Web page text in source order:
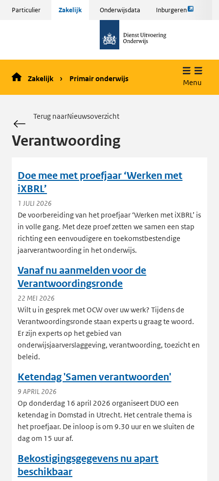
Sla
naar
inhoud
Particulier Zakelijk Onderwijsdata Inburgeren
Link
pagina
de
Zakelijk Primair onderwijs Menu
Terug naarNieuwsoverzicht
Verantwoording
Doe mee met proefjaar ‘Werken met
iXBRL’
1 JULI 2026
De voorbereiding van het proefjaar ‘Werken met iXBRL’ is
in volle gang. Met deze proef zetten we samen een stap
richting een eenvoudigere en toekomstbestendige
jaarverantwoording in het onderwijs.
Vanaf nu aanmelden voor de
Verantwoordingsronde
22 MEI 2026
Wilt u in gesprek met OCW over uw werk? Tijdens de
Verantwoordingsronde staan experts u graag te woord.
Er zijn experts op het gebied van
onderwijsjaarverslaggeving, verantwoording, toezicht en
beleid.
Ketendag 'Samen verantwoorden'
9 APRIL 2026
Op donderdag 16 april 2026 organiseert DUO een
ketendag in Domstad in Utrecht. Het centrale thema is
het proefjaar. De inloop is om 9.30 uur en we sluiten de
dag om 15 uur af.
Bekostigingsgegevens nu apart
beschikbaar